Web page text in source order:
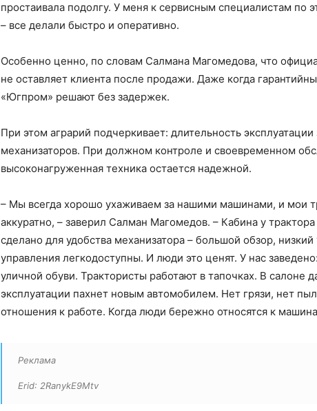
простаивала подолгу. У меня к сервисным специалистам по
– все делали быстро и оперативно.
Особенно ценно, по словам Салмана Магомедова, что
не оставляет клиента после продажи. Даже когда
«Югпром» решают без задержек.
При этом аграрий подчеркивает: длительность эксплуатации
механизаторов. При должном контроле и своевременном
высоконагруженная техника остается надежной.
– Мы всегда хорошо ухаживаем за нашими машинами, и мои
аккуратно, – заверил Салман Магомедов. – Кабина у
сделано для удобства механизатора – большой обзор,
управления легкодоступны. И люди это ценят. У нас
уличной обуви. Трактористы работают в тапочках. В салоне
эксплуатации пахнет новым автомобилем. Нет грязи, нет
отношения к работе. Когда люди бережно относятся к
Реклама
Erid: 2RanykE9Mtv